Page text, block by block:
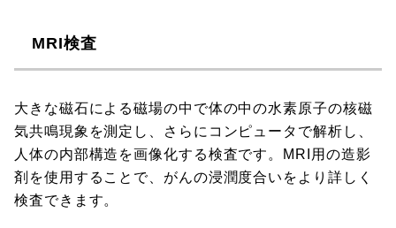
MRI検査
大きな磁石による磁場の中で体の中の水素原子の核磁
気共鳴現象を測定し、さらにコンピュータで解析し、
人体の内部構造を画像化する検査です。MRI用の造影
剤を使用することで、がんの浸潤度合いをより詳しく
検査できます。